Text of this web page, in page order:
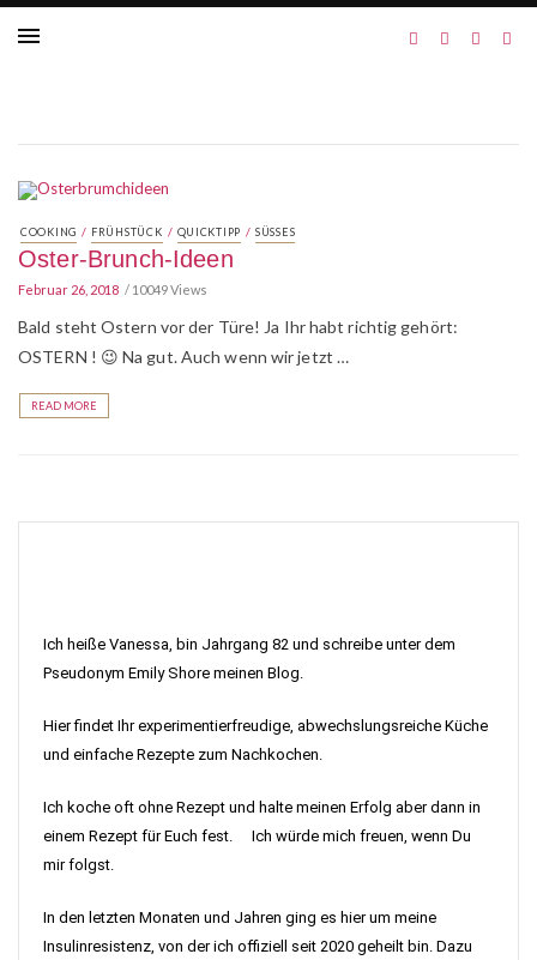
COOKING / FRÜHSTÜCK / QUICKTIPP / SÜSSES
Oster-Brunch-Ideen
Februar 26, 2018 10049 Views
Bald steht Ostern vor der Türe! Ja Ihr habt richtig gehört:
OSTERN ! 😉 Na gut. Auch wenn wir jetzt …
READ MORE
Ich heiße Vanessa, bin Jahrgang 82 und schreibe unter dem
Pseudonym Emily Shore meinen Blog.
Hier findet Ihr experimentierfreudige, abwechslungsreiche Küche
und einfache Rezepte zum Nachkochen.
Ich koche oft ohne Rezept und halte meinen Erfolg aber dann in
einem Rezept für Euch fest. Ich würde mich freuen, wenn Du
mir folgst.
In den letzten Monaten und Jahren ging es hier um meine
Insulinresistenz, von der ich offiziell seit 2020 geheilt bin. Dazu